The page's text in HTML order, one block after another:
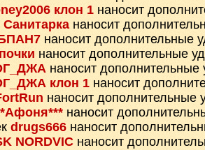
клон 1 наносит
Санитарка наносит
наносит дополнительные
наносит дополнительные
наносит дополнительные
клон 1 наносит
наносит дополнительные
наносит
drugs666 наносит
NORDVIC наносит